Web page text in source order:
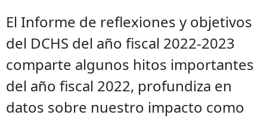
El Informe de reflexiones y objetivos
del DCHS del año fiscal 2022-2023
comparte algunos hitos importantes
del año fiscal 2022, profundiza en
datos sobre nuestro impacto como